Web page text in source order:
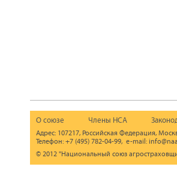
О союзе Члены НСА
Адрес: 107217, Российская Федерация,
Телефон: +7 (495) 782-04-99, e-mail:
© 2012 "Национальный союз